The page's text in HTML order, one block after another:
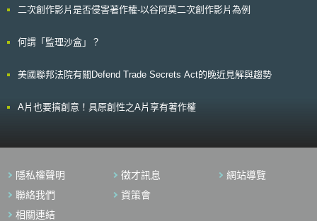
功能，以防止14歲以下的兒童使用MySpace網站，及避免青少年從
MySpace社交網站亦將透過網站經驗分享、提供父母免費的監控軟體、兒
追訴網路犯罪行為的效能，為此MySpace將建立一個24小時的免費諮詢電
二次創作影片是否侵害著作權-以谷阿莫二次創作影片為例
何謂「監理沙盒」？
美國聯邦法院有關Defend Trade Secrets Act的晚近見解與趨勢
A片也要搞創意！具原創性之A片享有著作權
隱私權聲明 徵才訊息
網站導覽
聯絡我們
資策會
相關連結